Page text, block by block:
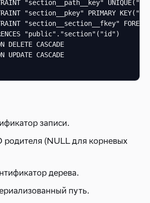
"section__path__key"
"section__pkey" PRIMARY
"section__section__fkey"
"public"."section"("id")
DELETE CASCADE
UPDATE CASCADE
записи.
родителя (NULL для корневых
дерева.
путь.